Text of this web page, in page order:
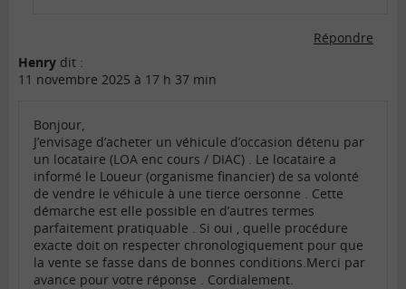
Répondre
Henry dit :
11 novembre 2025 à 17 h 37 min
Bonjour,
J’envisage d’acheter un véhicule d’occasion détenu par
un locataire (LOA enc cours / DIAC) . Le locataire a
informé le Loueur (organisme financier) de sa volonté
de vendre le véhicule à une tierce oersonne . Cette
démarche est elle possible en d’autres termes
parfaitement pratiquable . Si oui , quelle procédure
exacte doit on respecter chronologiquement pour que
la vente se fasse dans de bonnes conditions.Merci par
avance pour votre réponse . Cordialement.